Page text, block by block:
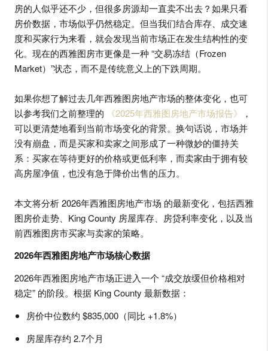
房的人似乎还不少，但很多房源却一直卖不出去？如果只看
房价数据，市场似乎仍然稳定。但当我们结合库存、成交速
度和买家行为来看，就会发现当前市场正在发生结构性的变
化。现在的西雅图房市更像是一种 “交易冻结（Frozen
Market）”状态，而不是传统意义上的下跌周期。
如果你想了解过去几年西雅图房地产市场的整体变化，也可
以参考我们之前整理的
《2025年西雅图房地产市场报告》
，
可以更清楚地看到当前市场变化的背景。换句话说，市场并
没有崩盘，而是买家和卖家之间形成了一种微妙的僵持关
系：买家在等待更好的价格或更低利率，而卖家由于拥有较
高房屋净值，也没有急于降价出售的压力。
本文将分析 2026年西雅图房地产市场 的最新变化，包括西雅
图房价走势、King County 房屋库存、房贷利率变化，以及当
前西雅图房市买家与卖家的策略。
2026年西雅图房地产市场核心数据
2026年西雅图房地产市场正进入一个 “成交放缓但价格相对
稳定” 的阶段。根据 King County 最新数据：
房价中位数约 $835,000（同比 +1.8%）
房屋库存约 2.7个月